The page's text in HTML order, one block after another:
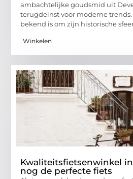
ambachtelijke goudsmid uit
terugdeinst voor moderne trends.
bekend is om zijn historische
Winkelen
Kwaliteitsfietsenwinkel
nog de perfecte fiets